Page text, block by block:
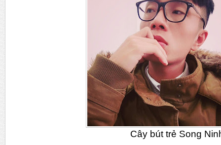
Cây bút trẻ Song